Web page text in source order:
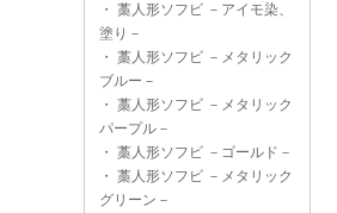
・ 藁人形ソフビ －アイモ染、
塗り－
・ 藁人形ソフビ －メタリック
ブルー－
・ 藁人形ソフビ －メタリック
パープル－
・ 藁人形ソフビ －ゴールド－
・ 藁人形ソフビ －メタリック
グリーン－